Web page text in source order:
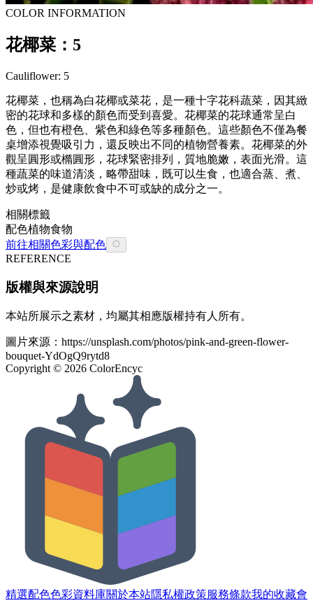
COLOR INFORMATION
花椰菜：5
Cauliflower: 5
花椰菜，也稱為白花椰或菜花，是一種十字花科蔬菜，因其緻
密的花球和多樣的顏色而受到喜愛。花椰菜的花球通常呈白
色，但也有橙色、紫色和綠色等多種顏色。這些顏色不僅為餐
桌增添視覺吸引力，還反映出不同的植物營養素。花椰菜的外
觀呈圓形或橢圓形，花球緊密排列，質地脆嫩，表面光滑。這
種蔬菜的味道清淡，略帶甜味，既可以生食，也適合蒸、煮、
炒或烤，是健康飲食中不可或缺的成分之一。
相關標籤
配色植物食物
前往相關色彩與配色
REFERENCE
版權與來源說明
本站所展示之素材，均屬其相應版權持有人所有。
圖片來源： https://unsplash.com/photos/pink-and-green-flower-
bouquet-YdOgQ9rytd8
Copyright © 2026 ColorEncyc
精選配色色彩資料庫關於本站隱私權政策服務條款我的收藏會